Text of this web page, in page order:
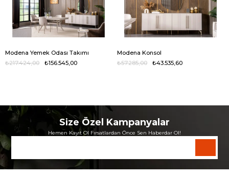
Modena Yemek Odası Takımı
₺156.545,00
₺217.424,00
Modena Konsol
₺43.535,60
₺57.285,00
Size Özel Kampanyalar
Hemen Kayıt Ol Fırsatlardan Önce Sen Haberdar Ol!